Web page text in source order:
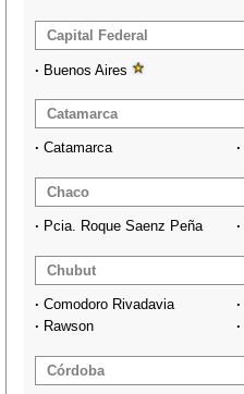
Capital Federal
· Buenos Aires
Catamarca
· Catamarca ·
Chaco
· Pcia. Roque Saenz Peña ·
Chubut
· Comodoro Rivadavia ·
· Rawson ·
Córdoba